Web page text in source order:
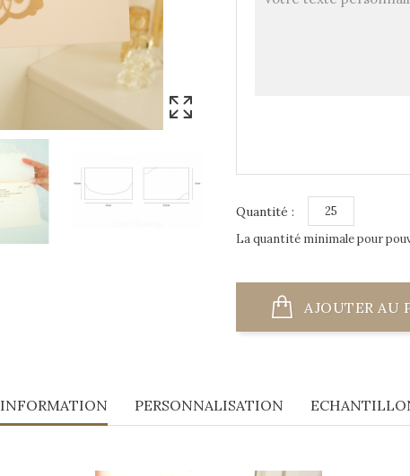
Quantité :
La quantité minimale pour
AJOUTER AU
INFORMATION PERSONNALISATION